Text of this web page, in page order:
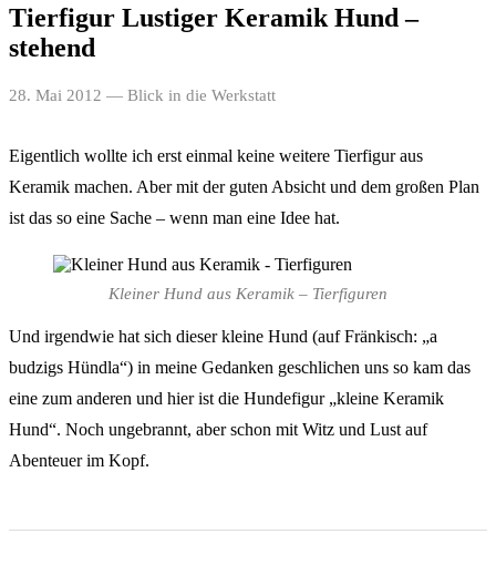
Tierfigur Lustiger Keramik Hund –
stehend
28. Mai 2012 — Blick in die Werkstatt
Eigentlich wollte ich erst einmal keine weitere Tierfigur aus
Keramik machen. Aber mit der guten Absicht und dem großen Plan
ist das so eine Sache – wenn man eine Idee hat.
Kleiner Hund aus Keramik – Tierfiguren
Und irgendwie hat sich dieser kleine Hund (auf Fränkisch: „a
budzigs Hündla“) in meine Gedanken geschlichen uns so kam das
eine zum anderen und hier ist die Hundefigur „kleine Keramik
Hund“. Noch ungebrannt, aber schon mit Witz und Lust auf
Abenteuer im Kopf.